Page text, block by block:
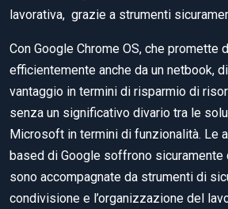
lavorativa, grazie a strumenti
Con Google Chrome OS, che promette
efficientemente anche da un netbook,
vantaggio in termini di risparmio di
senza un significativo divario tra le
Microsoft in termini di funzionalità. Le
based di Google soffrono sicuramente
sono accompagnate da strumenti di
condivisione e l’organizzazione del